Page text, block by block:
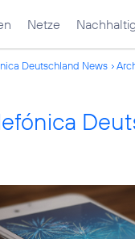
Netze
Deutschland News